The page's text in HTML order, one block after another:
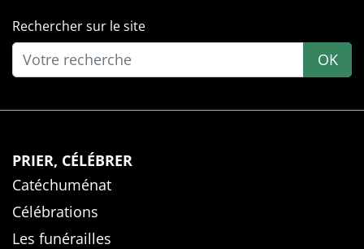
Rechercher sur le site
OK
PRIER, CÉLÉBRER
Catéchuménat
Célébrations
Les funérailles